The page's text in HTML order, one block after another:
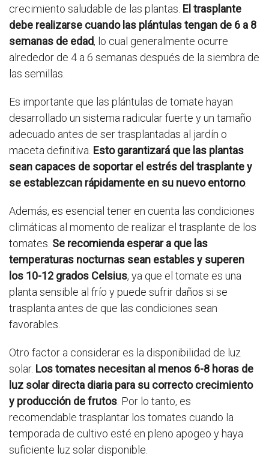
crecimiento saludable de las plantas. El trasplante
debe realizarse cuando las plántulas tengan de 6 a 8
semanas de edad, lo cual generalmente ocurre
alrededor de 4 a 6 semanas después de la siembra de
las semillas.
Es importante que las plántulas de tomate hayan
desarrollado un sistema radicular fuerte y un tamaño
adecuado antes de ser trasplantadas al jardín o
maceta definitiva. Esto garantizará que las plantas
sean capaces de soportar el estrés del trasplante y
se establezcan rápidamente en su nuevo entorno.
Además, es esencial tener en cuenta las condiciones
climáticas al momento de realizar el trasplante de los
tomates. Se recomienda esperar a que las
temperaturas nocturnas sean estables y superen
los 10-12 grados Celsius, ya que el tomate es una
planta sensible al frío y puede sufrir daños si se
trasplanta antes de que las condiciones sean
favorables.
Otro factor a considerar es la disponibilidad de luz
solar. Los tomates necesitan al menos 6-8 horas de
luz solar directa diaria para su correcto crecimiento
y producción de frutos . Por lo tanto, es
recomendable trasplantar los tomates cuando la
temporada de cultivo esté en pleno apogeo y haya
suficiente luz solar disponible.